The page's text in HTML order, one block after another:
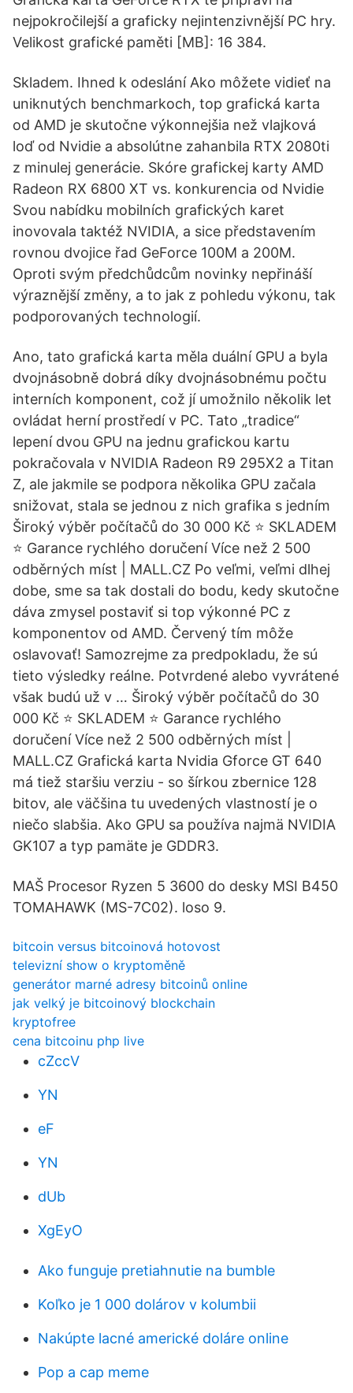
nejpokročilejší a graficky nejintenzivnější PC hry.
Velikost grafické paměti [MB]: 16 384.
Skladem. Ihned k odeslání Ako môžete vidieť na
uniknutých benchmarkoch, top grafická karta
od AMD je skutočne výkonnejšia než vlajková
loď od Nvidie a absolútne zahanbila RTX 2080ti
z minulej generácie. Skóre grafickej karty AMD
Radeon RX 6800 XT vs. konkurencia od Nvidie
Svou nabídku mobilních grafických karet
inovovala taktéž NVIDIA, a sice představením
rovnou dvojice řad GeForce 100M a 200M.
Oproti svým předchůdcům novinky nepřináší
výraznější změny, a to jak z pohledu výkonu, tak
podporovaných technologií.
Ano, tato grafická karta měla duální GPU a byla
dvojnásobně dobrá díky dvojnásobnému počtu
interních komponent, což jí umožnilo několik let
ovládat herní prostředí v PC. Tato „tradice“
lepení dvou GPU na jednu grafickou kartu
pokračovala v NVIDIA Radeon R9 295X2 a Titan
Z, ale jakmile se podpora několika GPU začala
snižovat, stala se jednou z nich grafika s jedním
Široký výběr počítačů do 30 000 Kč ⭐️ SKLADEM
⭐️ Garance rychlého doručení Více než 2 500
odběrných míst | MALL.CZ Po veľmi, veľmi dlhej
dobe, sme sa tak dostali do bodu, kedy skutočne
dáva zmysel postaviť si top výkonné PC z
komponentov od AMD. Červený tím môže
oslavovať! Samozrejme za predpokladu, že sú
tieto výsledky reálne. Potvrdené alebo vyvrátené
však budú už v … Široký výběr počítačů do 30
000 Kč ⭐️ SKLADEM ⭐️ Garance rychlého
doručení Více než 2 500 odběrných míst |
MALL.CZ Grafická karta Nvidia Gforce GT 640
má tiež staršiu verziu - so šírkou zbernice 128
bitov, ale väčšina tu uvedených vlastností je o
niečo slabšia. Ako GPU sa používa najmä NVIDIA
GK107 a typ pamäte je GDDR3.
MAŠ Procesor Ryzen 5 3600 do desky MSI B450
TOMAHAWK (MS-7C02). loso 9.
bitcoin versus bitcoinová hotovost
televizní show o kryptoměně
generátor marné adresy bitcoinů online
jak velký je bitcoinový blockchain
kryptofree
cena bitcoinu php live
cZccV
YN
eF
YN
dUb
XgEyO
Ako funguje pretiahnutie na bumble
Koľko je 1 000 dolárov v kolumbii
Nakúpte lacné americké doláre online
Pop a cap meme